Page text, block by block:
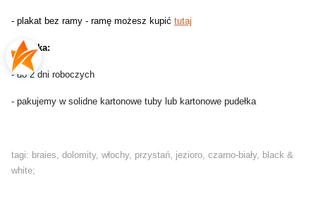
- plakat bez ramy - ramę możesz kupić tutaj
Wysyłka:
- do 2 dni roboczych
- pakujemy w solidne kartonowe tuby lub kartonowe pudełka
tagi: braies, dolomity, włochy, przystań, jezioro, czarno-biały, black &
white;